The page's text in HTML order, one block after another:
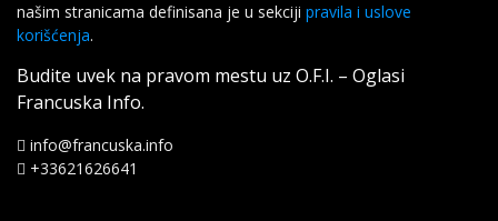
našim stranicama definisana je u sekciji pravila i uslove
korišćenja.
Budite uvek na pravom mestu uz O.F.I. – Oglasi
Francuska Info.
info@francuska.info
+33621626641